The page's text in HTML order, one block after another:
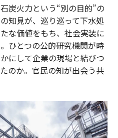
炭火力という“別の目的”の
知見が、巡り巡って下水処
な価値をもち、社会実装に
ひとつの公的研究機関が時
にして企業の現場と結びつ
のか。官民の知が出会う共